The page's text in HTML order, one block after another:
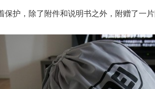
护，除了附件和说明书之外，附赠了一